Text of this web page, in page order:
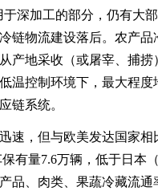
于深加工的部分，仍有大
链物流建设落后。农产
产地采收（或屠宰、捕
温控制环境下，最大程
链系统。
，但与欧美发达国家相
有量7.6万辆，低于日本
品、肉类、果蔬冷藏流通